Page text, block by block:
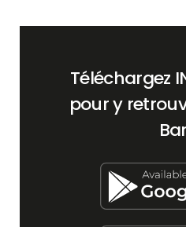
Téléchargez
pour y